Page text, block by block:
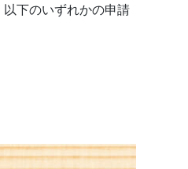
下のいずれかの申請